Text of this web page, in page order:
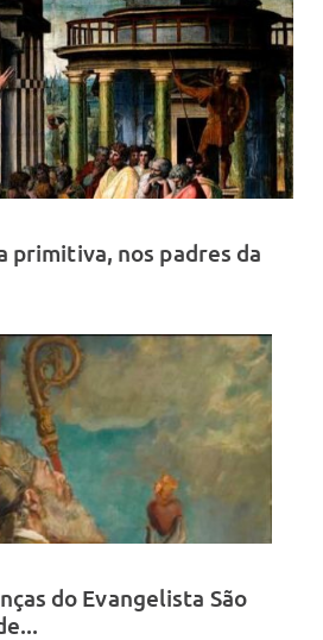
primitiva, nos padres da
do Evangelista São